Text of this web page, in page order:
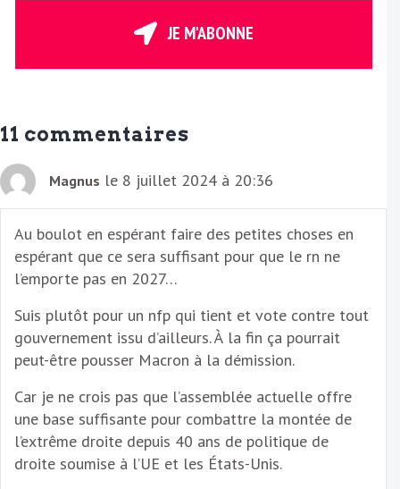
E
i
l
JE M'ABONNE
11 commentaires
Magnus le 8 juillet 2024 à 20:36
Au boulot en espérant faire des petites choses en
espérant que ce sera suffisant pour que le rn ne
l’emporte pas en 2027…
Suis plutôt pour un nfp qui tient et vote contre tout
gouvernement issu d’ailleurs. À la fin ça pourrait
peut-être pousser Macron à la démission.
Car je ne crois pas que l’assemblée actuelle offre
une base suffisante pour combattre la montée de
l’extrême droite depuis 40 ans de politique de
droite soumise à l’UE et les États-Unis.